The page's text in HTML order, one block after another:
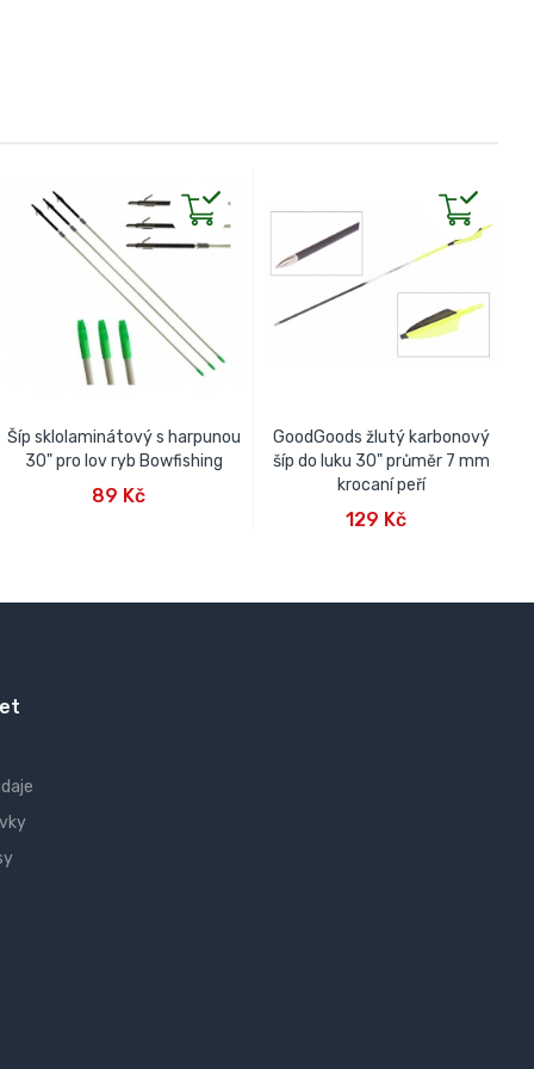
Šíp sklolaminátový s harpunou
30" pro lov ryb Bowfishing
89 Kč
GoodGoods žlutý karbonový
šíp do luku 30" průměr 7 mm
krocaní peří
129 Kč